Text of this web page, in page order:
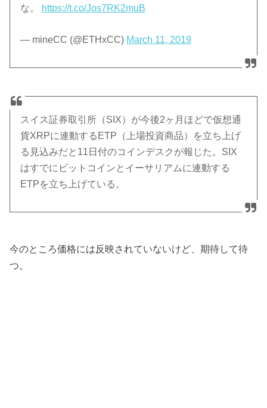
な。
https://t.co/Jos7RK2muB
— mineCC (@ETHxCC) March 11, 2019
スイス証券取引所（SIX）が今後2ヶ月ほどで仮想通
貨XRPに連動するETP（上場投資商品）を立ち上げ
る見込みだと11日付のコインデスクが報じた。SIX
はすでにビットコインとイーサリアムに連動する
ETPを立ち上げている。
今のところ価格には反映されていないけど、期待して待
つ。